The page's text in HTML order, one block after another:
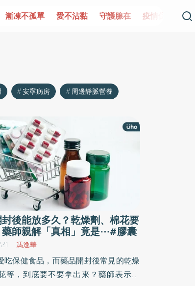
漸凍不孤單 愛不沾黏 守護腺在 疫情保衛戰
安寧病房 周邊靜脈營養
後能放多久？乾燥劑、棉花要
師親解「真相」竟是⋯#膠囊
馮逸華
吃保健食品，而藥品開封後常見的乾燥
等，到底要不要拿出來？藥師表示，